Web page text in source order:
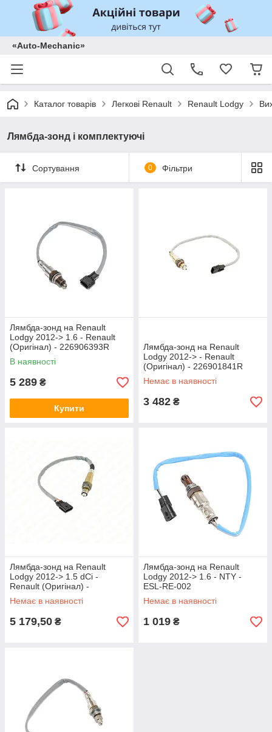
«Auto-Mechanic»
Каталог товарів Легкові Renault Renault Lodgy
Лямбда-зонд і комплектуючі
Сортування 0 Фільтри
Лямбда-зонд на Renault
Lodgy 2012-> 1.6 - Renault
(Оригінал) - 226906393R
В наявності
5 289 ₴
Купити
Лямбда-зонд на Renault
Lodgy 2012-> - Renault
(Оригінал) - 226901841R
Немає в наявності
3 482 ₴
Лямбда-зонд на Renault
Lodgy 2012-> 1.5 dCi -
Renault (Оригінал) -
226A41733R
Немає в наявності
5 179,50 ₴
Лямбда-зонд на Renault
Lodgy 2012-> 1.6 - NTY -
ESL-RE-002
Немає в наявності
1 019 ₴